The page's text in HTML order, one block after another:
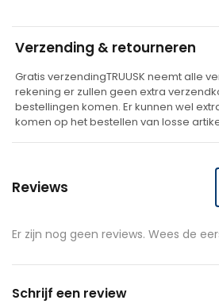
e
Verzending & retourneren
Gratis verzendingTRUUSK neemt alle
rekening er zullen geen extra
bestellingen komen. Er kunnen wel
komen op het bestellen van losse
Reviews
Er zijn nog geen reviews. Wees de
Schrijf een review